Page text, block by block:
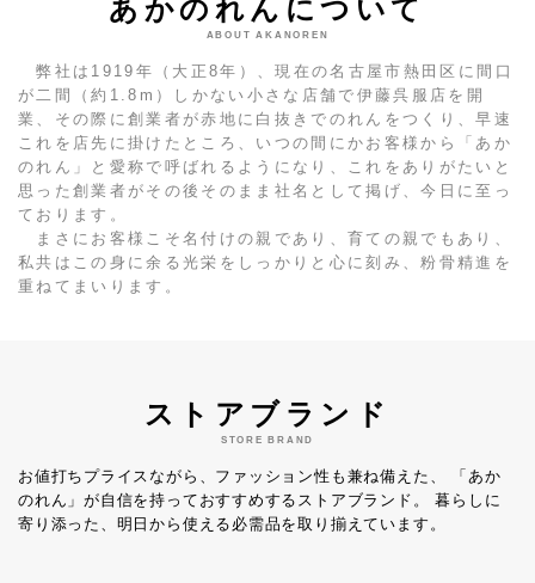
あかのれんについて
ABOUT AKANOREN
弊社は1919年（大正8年）、現在の名古屋市熱田区に間口
が二間（約1.8m）しかない小さな店舗で伊藤呉服店を開
業、その際に創業者が赤地に白抜きでのれんをつくり、早速
これを店先に掛けたところ、いつの間にかお客様から「あか
のれん」と愛称で呼ばれるようになり、これをありがたいと
思った創業者がその後そのまま社名として掲げ、今日に至っ
ております。
まさにお客様こそ名付けの親であり、育ての親でもあり、
私共はこの身に余る光栄をしっかりと心に刻み、粉骨精進を
重ねてまいります。
ストアブランド
STORE BRAND
お値打ちプライスながら、ファッション性も兼ね備えた、
「あか
のれん」が自信を持っておすすめするストアブランド。
暮らしに
寄り添った、明日から使える必需品を取り揃えています。